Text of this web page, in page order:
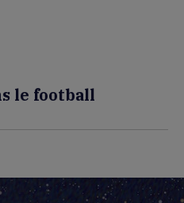
le football